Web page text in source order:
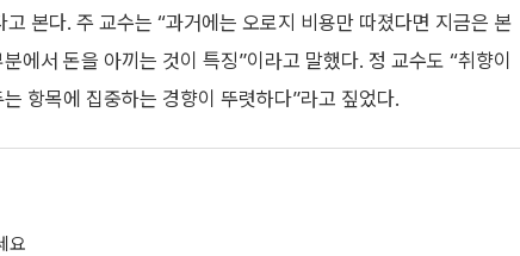
본다. 주 교수는 “과거에는 오로지 비용만 따졌다면 지금은 본
에서 돈을 아끼는 것이 특징”이라고 말했다. 정 교수도 “취향이
항목에 집중하는 경향이 뚜렷하다”라고 짚었다.
요